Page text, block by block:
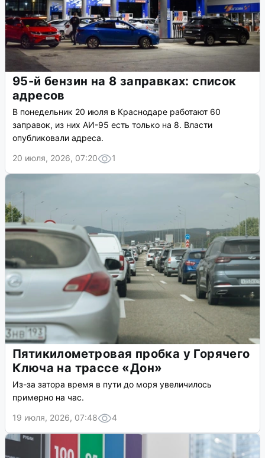
95-й бензин на 8 заправках: список
адресов
В понедельник 20 июля в Краснодаре работают 60
заправок, из них АИ-95 есть только на 8. Власти
опубликовали адреса.
20 июля, 2026, 07:20
1
Пятикилометровая пробка у Горячего
Ключа на трассе «Дон»
Из-за затора время в пути до моря увеличилось
примерно на час.
19 июля, 2026, 07:48
4